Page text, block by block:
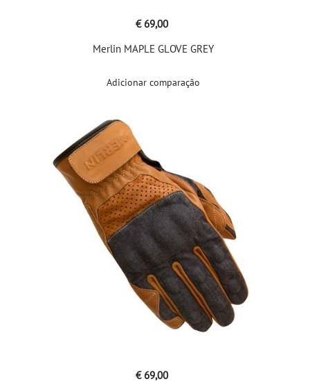
€ 69,00
Merlin MAPLE GLOVE GREY
Adicionar comparação
€ 69,00